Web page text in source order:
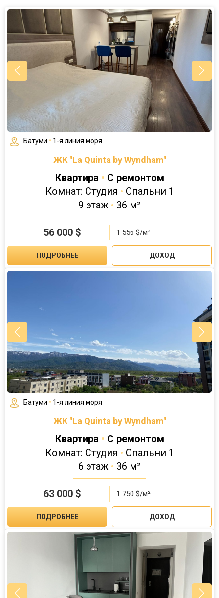
Батуми • 1-я линия моря
ЖК "La Quinta by Wyndham"
Квартира • С ремонтом
Комнат: Студия • Спальни 1
9 этаж • 36 м²
56 000$ 1 556 $/м²
ПОДРОБНЕЕ ДОХОД
Батуми • 1-я линия моря
ЖК "La Quinta by Wyndham"
Квартира • С ремонтом
Комнат: Студия • Спальни 1
6 этаж • 36 м²
63 000$ 1 750 $/м²
ПОДРОБНЕЕ ДОХОД